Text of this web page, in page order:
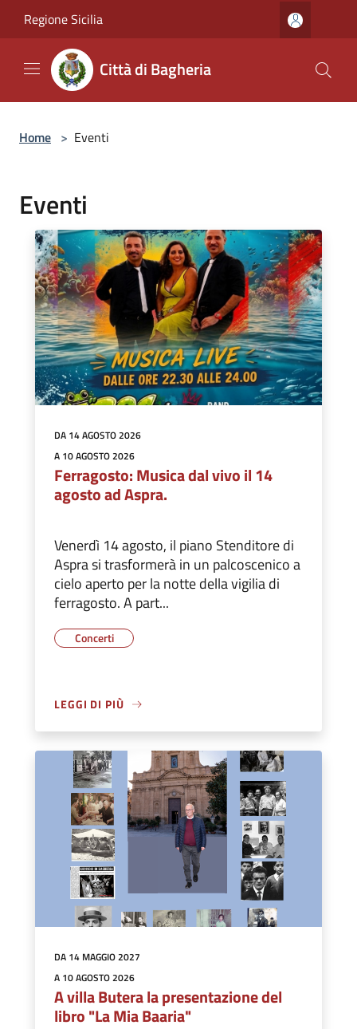
Regione Sicilia
Città di Bagheria
Home > Eventi
Eventi
DA 14 AGOSTO 2026
A 10 AGOSTO 2026
Ferragosto: Musica dal vivo il 14
agosto ad Aspra.
Venerdì 14 agosto, il piano Stenditore di
Aspra si trasformerà in un palcoscenico a
cielo aperto per la notte della vigilia di
ferragosto. A part...
Concerti
LEGGI DI PIÙ
DA 14 MAGGIO 2027
A 10 AGOSTO 2026
A villa Butera la presentazione del
libro "La Mia Baaria"